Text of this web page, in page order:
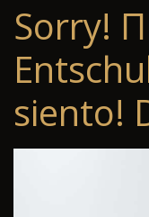
Sorry!
siento!